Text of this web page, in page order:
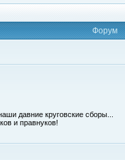
Форум
давние круговские сборы...
и правнуков!